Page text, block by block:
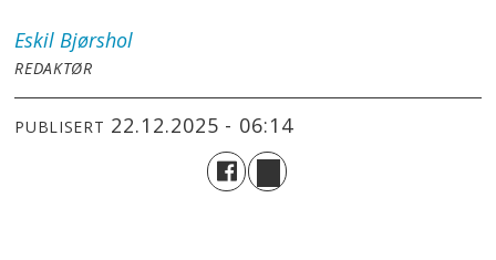
Eskil Bjørshol
REDAKTØR
PUBLISERT 22.12.2025 - 06:14